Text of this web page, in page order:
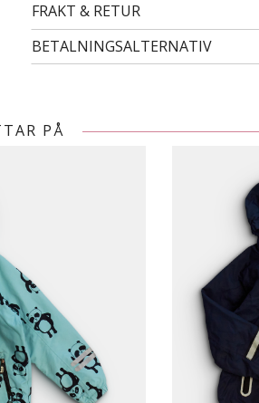
FRAKT & RETUR
BETALNINGSALTERNATIV
PÅ